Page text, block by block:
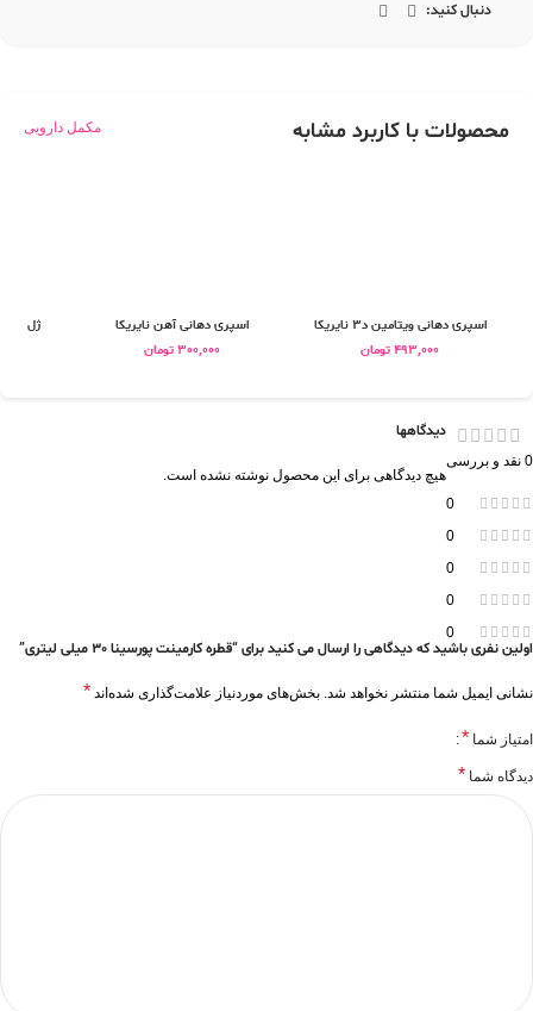
دنبال کنید:
محصولات با کاربرد مشابه مکمل دارویی
اسپری دهانی ویتامین د3 نایریکا
493,000 تومان
اسپری دهانی آهن نایریکا
300,000 تومان
ژل
0 نقد و بررسی
0
0
0
0
0
دیدگاهها
هیچ دیدگاهی برای این محصول نوشته نشده است.
اولین نفری باشید که دیدگاهی را ارسال می کنید برای “قطره کارمینت پورسینا 30 میلی لیتری”
نشانی ایمیل شما منتشر نخواهد شد. بخش‌های موردنیاز علامت‌گذاری شده‌اند *
امتیاز شما *
دیدگاه شما *